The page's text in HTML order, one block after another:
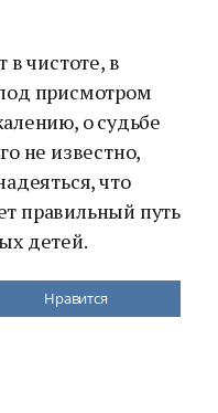
в чистоте, в
присмотром
о судьбе
не известно,
что
правильный путь
детей.
Нравится